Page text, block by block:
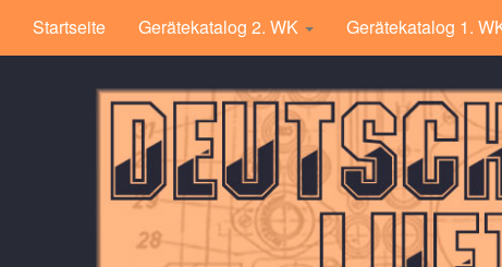
Startseite Gerätekatalog 2. WK Gerätekatalog 1.